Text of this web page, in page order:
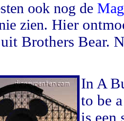
ook nog de
zien. Hier
Brothers Bear.
In A
to be
is een